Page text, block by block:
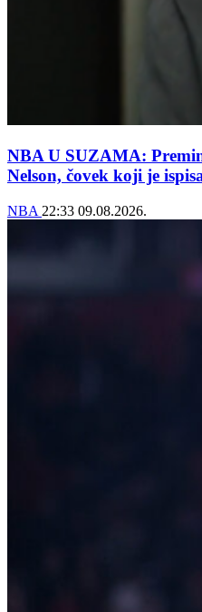
NBA U SUZAMA:
Nelson, čovek koji je
NBA 22:33 09.08.2026.